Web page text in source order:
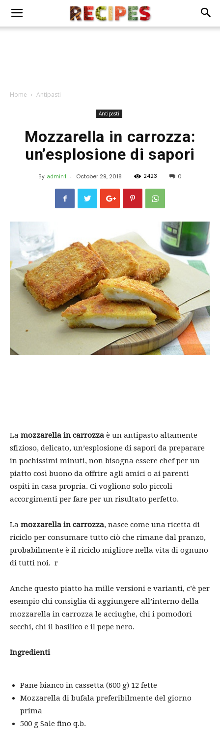
Home Antipasti
Antipasti
Mozzarella in carrozza:
un’esplosione di sapori
By admin1 - October 29, 2018 2423 0
La mozzarella in carrozza è un antipasto altamente
sfizioso, delicato, un’esplosione di sapori da preparare
in pochissimi minuti, non bisogna essere chef per un
piatto così buono da offrire agli amici o ai parenti
ospiti in casa propria. Ci vogliono solo piccoli
accorgimenti per fare per un risultato perfetto.
La mozzarella in carrozza, nasce come una ricetta di
riciclo per consumare tutto ciò che rimane dal pranzo,
probabilmente è il riciclo migliore nella vita di ognuno
di tutti noi. r
Anche questo piatto ha mille versioni e varianti, c’è per
esempio chi consiglia di aggiungere all’interno della
mozzarella in carrozza le acciughe, chi i pomodori
secchi, chi il basilico e il pepe nero.
Ingredienti
Pane bianco in cassetta (600 g) 12 fette
Mozzarella di bufala preferibilmente del giorno
prima
500 g Sale fino q.b.